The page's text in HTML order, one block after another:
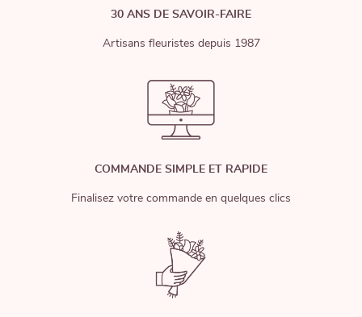
30 ANS DE SAVOIR-FAIRE
Artisans fleuristes depuis 1987
COMMANDE SIMPLE ET RAPIDE
Finalisez votre commande en quelques clics